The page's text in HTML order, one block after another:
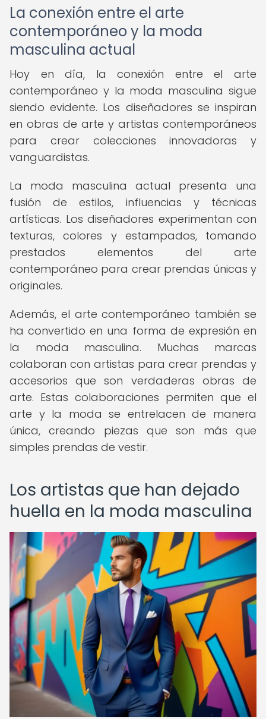
La conexión entre el arte
contemporáneo y la moda
masculina actual
Hoy en día, la conexión entre el arte
contemporáneo y la moda masculina sigue
siendo evidente. Los diseñadores se inspiran
en obras de arte y artistas contemporáneos
para crear colecciones innovadoras y
vanguardistas.
La moda masculina actual presenta una
fusión de estilos, influencias y técnicas
artísticas. Los diseñadores experimentan con
texturas, colores y estampados, tomando
prestados elementos del arte
contemporáneo para crear prendas únicas y
originales.
Además, el arte contemporáneo también se
ha convertido en una forma de expresión en
la moda masculina. Muchas marcas
colaboran con artistas para crear prendas y
accesorios que son verdaderas obras de
arte. Estas colaboraciones permiten que el
arte y la moda se entrelacen de manera
única, creando piezas que son más que
simples prendas de vestir.
Los artistas que han dejado
huella en la moda masculina